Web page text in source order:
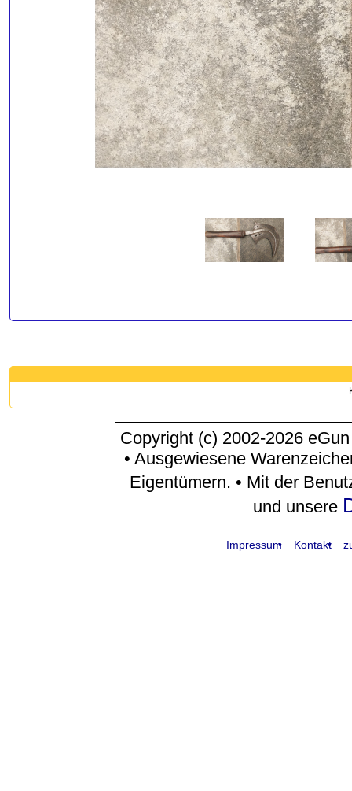
Copyright (c) 2002-2026
• Ausgewiesene
Eigentümern. • Mit der
und unsere
Impressum Kontakt